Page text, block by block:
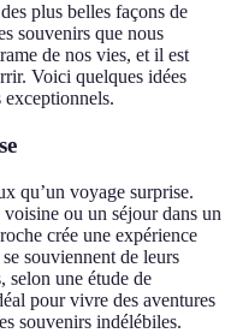
plus belles façons de
souvenirs que nous
de nos vies, et il est
Voici quelques idées
exceptionnels.
qu’un voyage surprise.
ou un séjour dans un
crée une expérience
souviennent de leurs
selon une étude de
pour vivre des aventures
souvenirs indélébiles.